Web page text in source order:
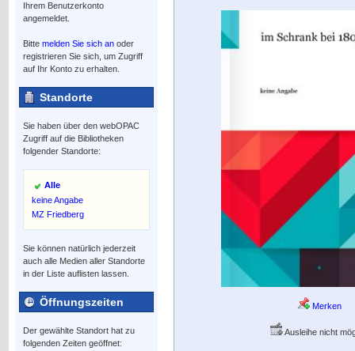
Ihrem Benutzerkonto
angemeldet.
Bitte melden Sie sich an oder
registrieren Sie sich, um Zugriff
auf Ihr Konto zu erhalten.
Standorte
Sie haben über den webOPAC
Zugriff auf die Bibliotheken
folgender Standorte:
Alle
keine Angabe
MZ Friedberg
Sie können natürlich jederzeit
auch alle Medien aller Standorte
in der Liste auflisten lassen.
Öffnungszeiten
Der gewählte Standort hat zu
folgenden Zeiten geöffnet:
Merken
Ausleihe nicht